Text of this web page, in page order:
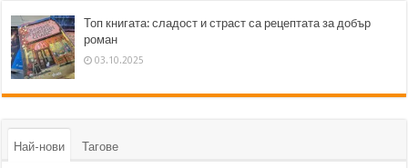
Топ книгата: сладост и страст са рецептата за добър
роман
03.10.2025
Най-нови Тагове